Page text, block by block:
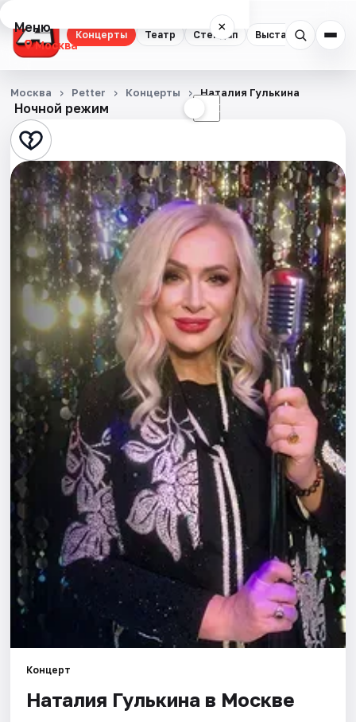
Концерты Театр Стендап Выставки
Меню ×
Москва
Концерты
Театр
Стендап
Выставки
Квесты
Экскурсии
Спорт
События
Города
Площадки
Артисты
Рейтинги
Ночной режим ☾
Москва Petter Концерты Наталия Гулькина
Концерт
Наталия Гулькина в Москве